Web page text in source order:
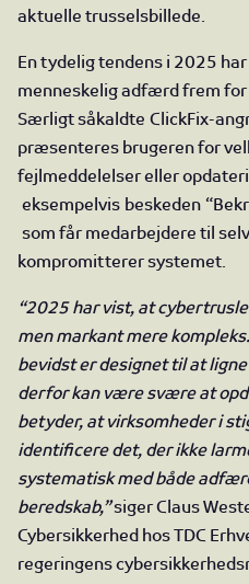
aktuelle trusselsbillede.
En tydelig tendens i 2025
menneskelig adfærd frem
Særligt såkaldte ClickFix-
præsenteres brugeren for
fejlmeddelelser eller
eksempelvis beskeden
som får medarbejdere til
kompromitterer systemet.
“2025 har vist, at
men markant mere
bevidst er designet til at
derfor kan være svære at
betyder, at virksomheder i
identificere det, der ikke
systematisk med både
beredskab,”siger Claus
Cybersikkerhed hos TDC
regeringens